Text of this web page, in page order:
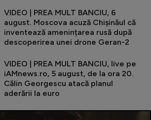
VIDEO | PREA MULT BANCIU, 6
august. Moscova acuză Chișinăul că
inventează amenințarea rusă după
descoperirea unei drone Geran-2
VIDEO | PREA MULT BANCIU, live pe
iAMnews.ro, 5 august, de la ora 20.
Călin Georgescu atacă planul
aderării la euro